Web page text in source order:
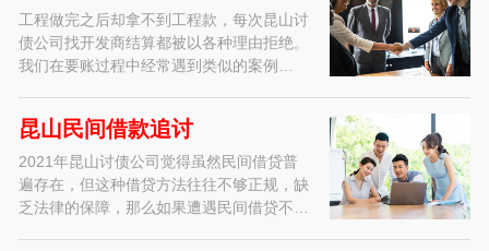
工程做完之后却拿不到工程款，每次昆山讨
债公司找开发商结算都被以各种理由拒绝。
我们在要账过程中经常遇到类似的案例…
昆山民间借款追讨
2021年昆山讨债公司觉得虽然民间借贷普
遍存在，但这种借贷方法往往不够正规，缺
乏法律的保障，那么如果遭遇民间借贷不…